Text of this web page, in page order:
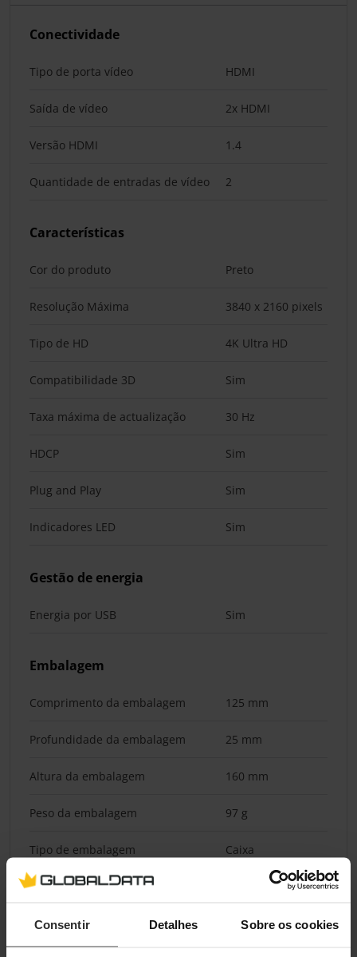
Consentir Detalhes Sobre os cookies
Conectividade
Tipo de porta vídeo HDMI
Saída de vídeo 2x HDMI
Versão HDMI 1.4
Quantidade de entradas de vídeo 2
Características
Cor do produto Preto
Resolução Máxima 3840 x 2160 pixels
Tipo de HD 4K Ultra HD
Compatibilidade 3D Sim
Taxa máxima de actualização 30 Hz
HDCP Sim
Plug and Play Sim
Indicadores LED Sim
Gestão de energia
Energia por USB Sim
Embalagem
Comprimento da embalagem 125 mm
Profundidade da embalagem 25 mm
Altura da embalagem 160 mm
Peso da embalagem 97 g
Tipo de embalagem Caixa